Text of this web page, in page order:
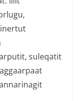
suleqatit